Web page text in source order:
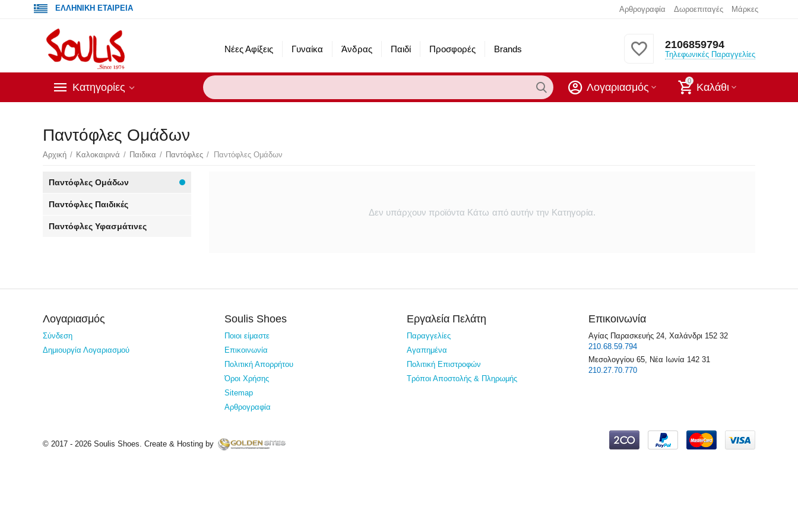
ΕΛΛΗΝΙΚΗ ΕΤΑΙΡΕΙΑ Αρθρογραφία Δωροεπιταγές Μάρκες
Νέες Αφίξεις Γυναίκα Άνδρας Παιδί Προσφορές Brands 2106859794
Τηλεφωνικές Παραγγελίες
Κατηγορίες
0
Καλάθι
Λογαριασμός
Παντόφλες Ομάδων
Αρχική / Καλοκαιρινά / Παιδικα / Παντόφλες / Παντόφλες Ομάδων
Δεν υπάρχουν προϊόντα Κάτω από αυτήν την Κατηγορία.
Παντόφλες Ομάδων
Παντόφλες Παιδικές
Παντόφλες Υφασμάτινες
Λογαριασμός
Σύνδεση
Δημιουργία Λογαριασμού
Soulis Shoes
Ποιοι είμαστε
Επικοινωνία
Πολιτική Απορρήτου
Όροι Χρήσης
Sitemap
Αρθρογραφία
Εργαλεία Πελάτη
Παραγγελίες
Αγαπημένα
Πολιτική Επιστροφών
Τρόποι Αποστολής & Πληρωμής
Επικοινωνία
Αγίας Παρασκευής 24, Χαλάνδρι 152 32
210.68.59.794
Μεσολογγίου 65, Νέα Ιωνία 142 31
210.27.70.770
© 2017 - 2026 Soulis Shoes. Create & Hosting by